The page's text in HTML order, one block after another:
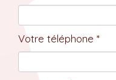
Votre téléphone *